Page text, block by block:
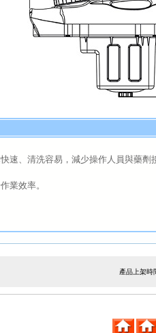
速、清洗容易，減少操作人員與藥劑
業效率。
產品上架時